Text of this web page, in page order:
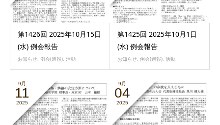
第1426回 2025年10月15日
(水) 例会報告
お知らせ, 例会(週報), 活動
第1425回 2025年10月1日
(水) 例会報告
お知らせ, 例会(週報), 活動
9月
11
2025
9月
04
2025